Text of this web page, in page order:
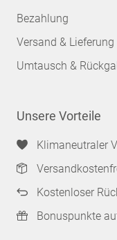
Bezahlung
Versand & Lieferung
Umtausch &
Unsere Vorteile
Klimaneutraler
Kostenloser
Bonuspunkte